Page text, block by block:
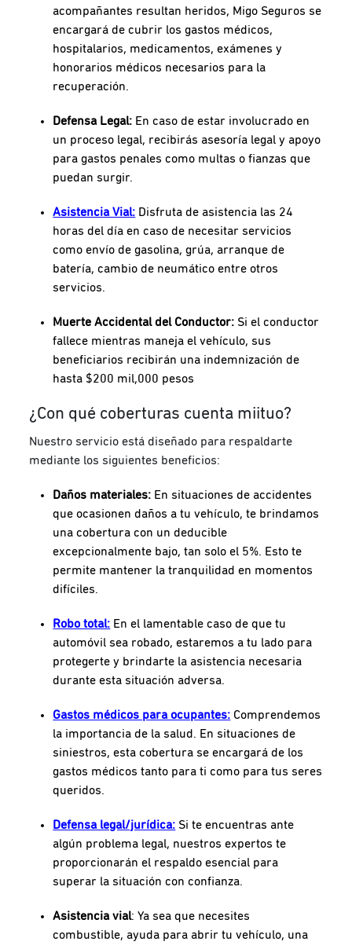
acompañantes resultan heridos, Migo Seguros se
encargará de cubrir los gastos médicos,
hospitalarios, medicamentos, exámenes y
honorarios médicos necesarios para la
recuperación.
Defensa Legal: En caso de estar involucrado en
un proceso legal, recibirás asesoría legal y apoyo
para gastos penales como multas o fianzas que
puedan surgir.
Asistencia Vial: Disfruta de asistencia las 24
horas del día en caso de necesitar servicios
como envío de gasolina, grúa, arranque de
batería, cambio de neumático entre otros
servicios.
Muerte Accidental del Conductor: Si el conductor
fallece mientras maneja el vehículo, sus
beneficiarios recibirán una indemnización de
hasta $200 mil,000 pesos
¿Con qué coberturas cuenta miituo?
Nuestro servicio está diseñado para respaldarte
mediante los siguientes beneficios:
Daños materiales: En situaciones de accidentes
que ocasionen daños a tu vehículo, te brindamos
una cobertura con un deducible
excepcionalmente bajo, tan solo el 5%. Esto te
permite mantener la tranquilidad en momentos
difíciles.
Robo total: En el lamentable caso de que tu
automóvil sea robado, estaremos a tu lado para
protegerte y brindarte la asistencia necesaria
durante esta situación adversa.
Gastos médicos para ocupantes: Comprendemos
la importancia de la salud. En situaciones de
siniestros, esta cobertura se encargará de los
gastos médicos tanto para ti como para tus seres
queridos.
Defensa legal/jurídica: Si te encuentras ante
algún problema legal, nuestros expertos te
proporcionarán el respaldo esencial para
superar la situación con confianza.
Asistencia vial: Ya sea que necesites
combustible, ayuda para abrir tu vehículo, una